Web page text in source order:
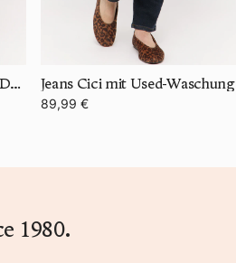
Jeans Cici mit authentischem Denim Jeans Cici mit Used-Waschung
89,99 €
1980.